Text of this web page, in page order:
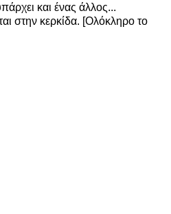
και ένας άλλος...
στην κερκίδα. [Ολόκληρο το